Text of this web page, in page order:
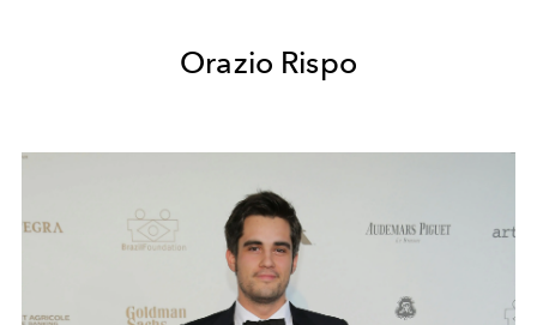
Orazio Rispo